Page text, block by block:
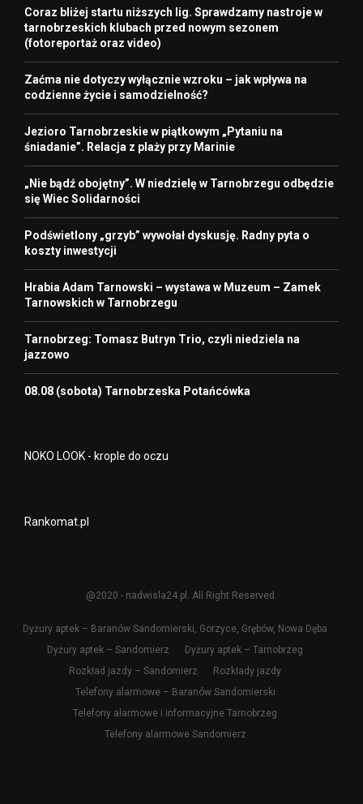
Coraz bliżej startu niższych lig. Sprawdzamy nastroje w
tarnobrzeskich klubach przed nowym sezonem
(fotoreportaż oraz video)
Zaćma nie dotyczy wyłącznie wzroku – jak wpływa na
codzienne życie i samodzielność?
Jezioro Tarnobrzeskie w piątkowym „Pytaniu na
śniadanie”. Relacja z plaży przy Marinie
„Nie bądź obojętny”. W niedzielę w Tarnobrzegu odbędzie
się Wiec Solidarności
Podświetlony „grzyb” wywołał dyskusję. Radny pyta o
koszty inwestycji
Hrabia Adam Tarnowski – wystawa w Muzeum – Zamek
Tarnowskich w Tarnobrzegu
Tarnobrzeg: Tomasz Butryn Trio, czyli niedziela na
jazzowo
08.08 (sobota) Tarnobrzeska Potańcówka
NOKO LOOK - krople do oczu
Rankomat.pl
@2020 - nadwisla24.pl. All Right Reserved.
Dyżury aptek – Baranów Sandomierski, Gorzyce, Grębów, Nowa Dęba
Dyżury aptek – Sandomierz
Dyżury aptek – Tarnobrzeg
Rozkład jazdy – Sandomierz
Rozkłady jazdy
Telefony alarmowe – Baranów Sandomierski
Telefony alarmowe i informacyjne Tarnobrzeg
Telefony alarmowe Sandomierz